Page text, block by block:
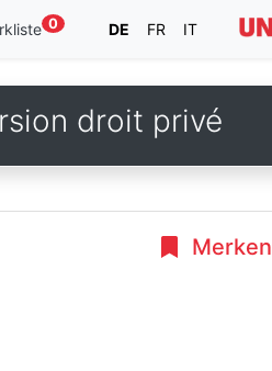
0 DE FR IT
droit privé
Merken